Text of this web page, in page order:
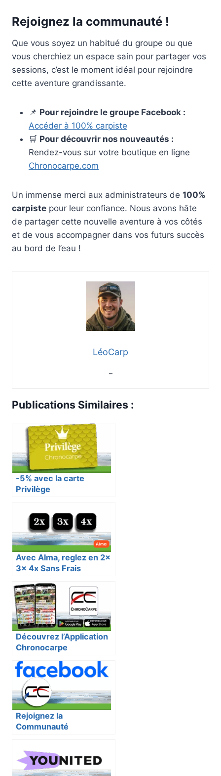
Rejoignez la communauté !
Que vous soyez un habitué du groupe ou que
vous cherchiez un espace sain pour partager vos
sessions, c’est le moment idéal pour rejoindre
cette aventure grandissante.
📌 Pour rejoindre le groupe Facebook :
Accéder à 100% carpiste
🛒 Pour découvrir nos nouveautés :
Rendez-vous sur votre boutique en ligne
Chronocarpe.com
Un immense merci aux administrateurs de 100%
carpiste pour leur confiance. Nous avons hâte
de partager cette nouvelle aventure à vos côtés
et de vous accompagner dans vos futurs succès
au bord de l’eau !
LéoCarp
–
Publications Similaires :
-5% avec la carte
Privilège
Avec Alma, reglez en 2x
3x 4x Sans Frais
Découvrez l’Application
Chronocarpe
Rejoignez la
Communauté